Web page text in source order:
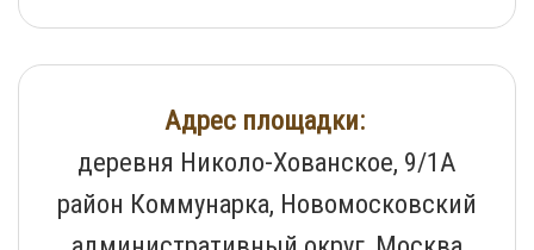
Адрес площадки:
деревня Николо-Хованское, 9/1А
район Коммунарка, Новомосковский